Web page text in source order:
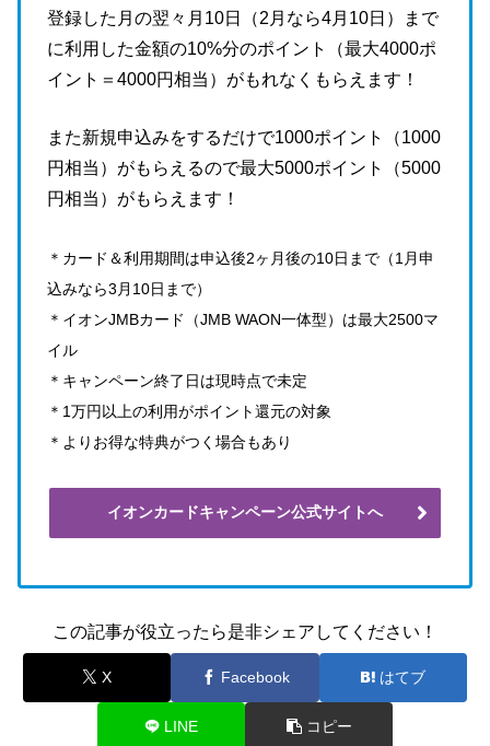
登録した月の翌々月10日（2月なら4月10日）まで
に利用した金額の10%分のポイント（最大4000ポ
イント＝4000円相当）がもれなくもらえます！
また新規申込みをするだけで1000ポイント（1000
円相当）がもらえるので最大5000ポイント（5000
円相当）がもらえます！
＊カード＆利用期間は申込後2ヶ月後の10日まで（1月申
込みなら3月10日まで）
＊イオンJMBカード（JMB WAON一体型）は最大2500マ
イル
＊キャンペーン終了日は現時点で未定
＊1万円以上の利用がポイント還元の対象
＊よりお得な特典がつく場合もあり
イオンカードキャンペーン公式サイトへ
この記事が役立ったら是非シェアしてください！
X Facebook はてブ
LINE コピー